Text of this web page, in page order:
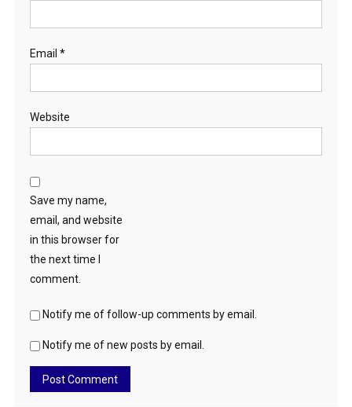
Email *
Website
Save my name,
email, and website
in this browser for
the next time I
comment.
Notify me of follow-up comments by email.
Notify me of new posts by email.